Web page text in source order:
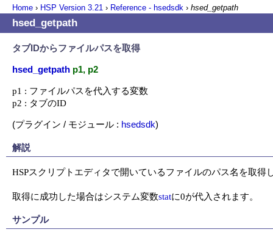
Home › HSP Version 3.21 › Reference - hsedsdk › hsed_getpath
hsed_getpath
タブIDからファイルパスを取得
hsed_getpath p1, p2
p1 : ファイルパスを代入する変数
p2 : タブのID
(プラグイン / モジュール : hsedsdk)
解説
HSPスクリプトエディタで開いているファイルのパス名を取得
取得に成功した場合はシステム変数statに0が代入されます。
サンプル